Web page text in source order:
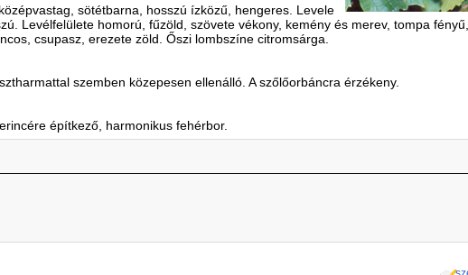
sötétbarna, hosszú ízközű, hengeres. Levele
Levélfelülete homorú, fűzöld, szövete vékony, kemény és merev, tompa fényű,
csupasz, erezete zöld. Őszi lombszíne citromsárga.
szemben közepesen ellenálló. A szőlőorbáncra érzékeny.
építkező, harmonikus fehérbor.